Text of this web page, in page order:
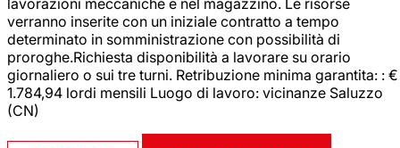
verranno inserite con un iniziale contratto a tempo
determinato in somministrazione con possibilità di
proroghe.Richiesta disponibilità a lavorare su orario
giornaliero o sui tre turni. Retribuzione minima garantita: : €
1.784,94 lordi mensili Luogo di lavoro: vicinanze Saluzzo
(CN)